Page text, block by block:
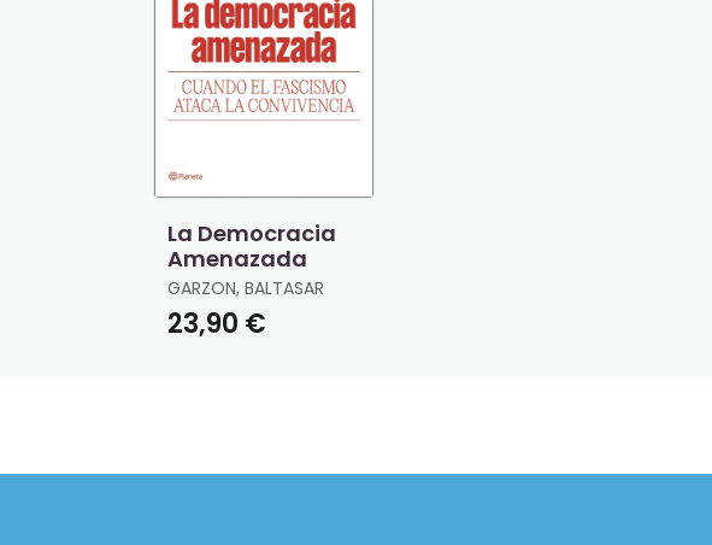
La Democracia
Amenazada
GARZON, BALTASAR
23,90 €